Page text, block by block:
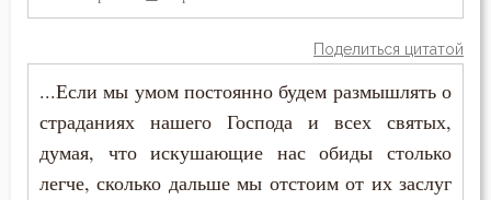
Поделиться цитатой
...Если мы умом постоянно будем размышлять о
страданиях нашего Господа и всех святых,
думая, что искушающие нас обиды столько
легче, сколько дальше мы отстоим от их заслуг